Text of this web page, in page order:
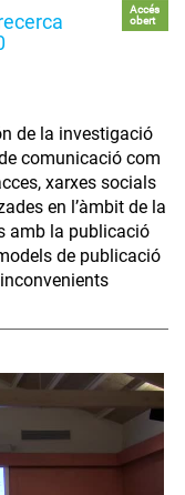
Accés
obert
de la investigació
comunicació com
xarxes socials
en l’àmbit de la
amb la publicació
de publicació